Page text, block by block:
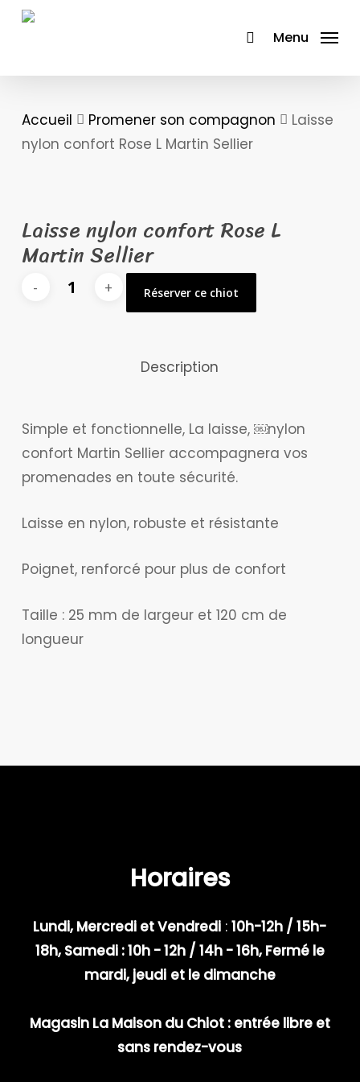
Skip
Menu
Accueil Promener son compagnon
Laisse
nylon confort Rose L Martin Sellier
Laisse nylon confort Rose L
Martin Sellier
quantité
L
Martin
Sellier
Réserver ce chiot
Description
Simple et fonctionnelle, La laisse, ￼nylon
confort Martin Sellier accompagnera vos
promenades en toute sécurité.
Laisse en nylon, robuste et résistante
Poignet, renforcé pour plus de confort
Taille : 25 mm de largeur et 120 cm de
longueur
Horaires
Lundi, Mercredi et Vendredi :10h-12h / 15h-
18h, Samedi : 10h - 12h / 14h - 16h, Fermé le
mardi, jeudi et le dimanche
Magasin La Maison du Chiot : entrée libre et
sans rendez-vous